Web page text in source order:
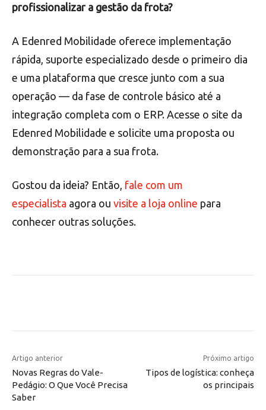
profissionalizar a gestão da frota?
A Edenred Mobilidade oferece implementação
rápida, suporte especializado desde o primeiro dia
e uma plataforma que cresce junto com a sua
operação — da fase de controle básico até a
integração completa com o ERP. Acesse o site da
Edenred Mobilidade e solicite uma proposta ou
demonstração para a sua frota.
Gostou da ideia? Então, fale com um
especialista agora ou visite a loja online para
conhecer outras soluções.
Artigo anterior
Novas Regras do Vale-
Pedágio: O Que Você Precisa
Saber
Próximo artigo
Tipos de logística: conheça
os principais